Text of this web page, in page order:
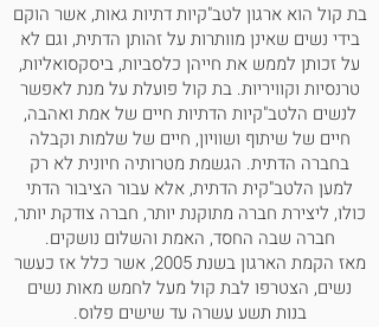
בת קול הוא ארגון לטב"קיות דתיות גאות, אשר הוקם
בידי נשים שאינן מוותרות על זהותן הדתית, וגם לא
על זכותן לממש את חייהן כלסביות, ביסקסואליות,
טרנסיות וקוויריות. בת קול פועלת על מנת לאפשר
לנשים הלטב"קיות הדתיות חיים של אמת ואהבה,
חיים של שיתוף ושוויון, חיים של שלמות וקבלה
בחברה הדתית. הגשמת מטרותיה חיונית לא רק
למען הלטב"קית הדתית, אלא עבור הציבור הדתי
כולו, ליצירת חברה מתוקנת יותר, חברה צודקת יותר,
חברה שבה החסד, האמת והשלום נושקים.
מאז הקמת הארגון בשנת 2005, אשר כלל אז כעשר
נשים, הצטרפו לבת קול מעל לחמש מאות נשים
בנות תשע עשרה עד שישים פלוס.